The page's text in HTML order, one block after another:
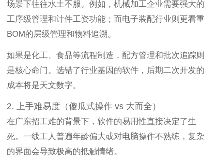
场景下往往水土不服。例如，机械加工企业需要强大的
工序级管理和计件工资功能；而电子装配行业则更看重
BOM的层级管理和物料追溯。
如果是化工、食品等流程制造，配方管理和批次追踪则
是核心命门。选错了行业基因的软件，后期二次开发的
成本将是天文数字。
2. 上手难易度（傻瓜式操作 vs 大而全）
在广东招工难的背景下，软件的易用性直接决定了生
死。一线工人普遍年龄偏大或对电脑操作不熟练，复杂
的界面会导致极高的抵触情绪。